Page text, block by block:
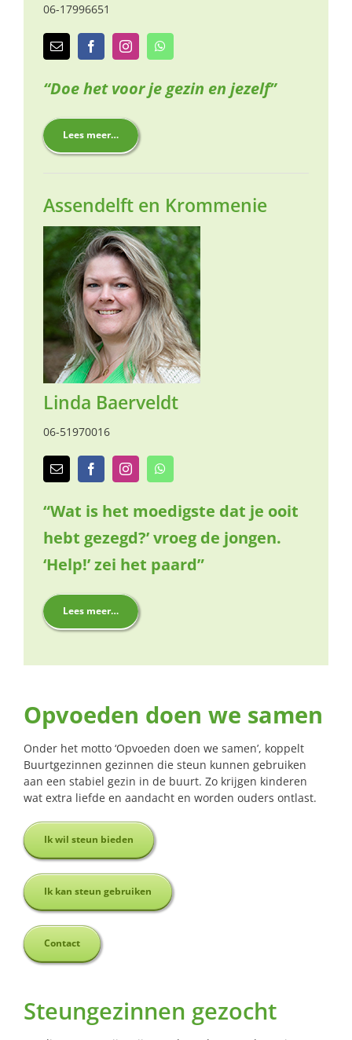
06-17996651
“Doe het voor je gezin en jezelf”
Lees meer…
Assendelft en Krommenie
Linda Baerveldt
06-51970016
“Wat is het moedigste dat je ooit
hebt gezegd?’ vroeg de jongen.
‘Help!’ zei het paard”
Lees meer…
Opvoeden doen we samen
Onder het motto ‘Opvoeden doen we samen’, koppelt
Buurtgezinnen gezinnen die steun kunnen gebruiken
aan een stabiel gezin in de buurt. Zo krijgen kinderen
wat extra liefde en aandacht en worden ouders ontlast.
Ik wil steun bieden
Ik kan steun gebruiken
Contact
Steungezinnen gezocht